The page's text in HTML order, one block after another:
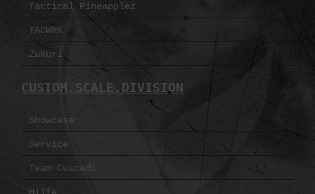
Tactical Pineapplez
TACWRK
Zukuri
CUSTOM.SCALE.DIVISION
Showcase
Service
Team Cuscadi